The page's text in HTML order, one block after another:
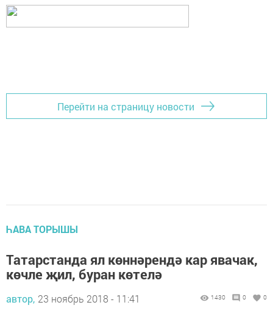
Перейти на страницу новости
ҺАВА ТОРЫШЫ
Татарстанда ял көннәрендә кар явачак,
көчле җил, буран көтелә
автор, 23 ноябрь 2018 - 11:41 1430 0 0